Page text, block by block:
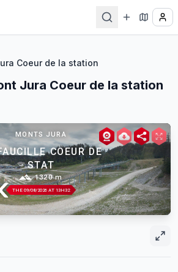
Coeur de la station
Jura Coeur de la station